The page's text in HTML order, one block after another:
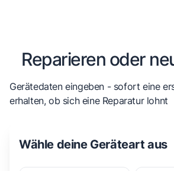
Reparieren oder
Gerätedaten eingeben - sofort eine
erhalten, ob sich eine Reparatur lohnt
Wähle deine Geräteart aus